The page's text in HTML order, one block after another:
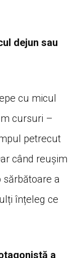
dejun sau
cu micul
cursuri –
petrecut
când reușim
a
înțeleg ce
a